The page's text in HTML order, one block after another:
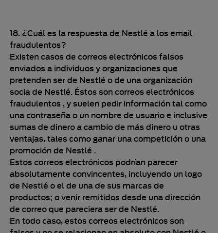
18. ¿Cuál es la respuesta de Nestlé a los email
fraudulentos?
Existen casos de correos electrónicos falsos
enviados a individuos y organizaciones que
pretenden ser de Nestlé o de una organización
socia de Nestlé. Éstos son correos electrónicos
fraudulentos , y suelen pedir información tal como
una contraseña o un nombre de usuario e inclusive
sumas de dinero a cambio de más dinero u otras
ventajas, tales como ganar una competición o una
promoción de Nestlé .
Estos correos electrónicos podrían parecer
absolutamente convincentes, incluyendo un logo
de Nestlé o el de una de sus marcas de
productos; o venir remitidos desde una dirección
de correo que pareciera ser de Nestlé.
En todo caso, estos correos electrónicos son